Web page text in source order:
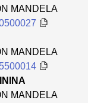
MANDELA
MANDELA
MANDELA